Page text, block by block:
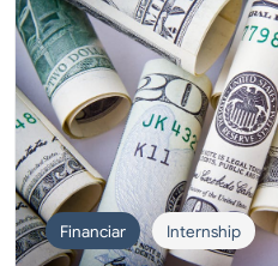
Financiar Internship